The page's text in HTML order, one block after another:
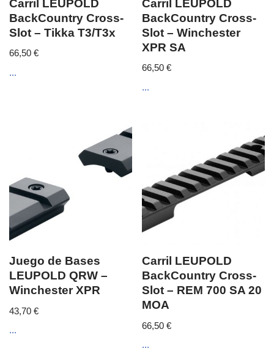
Carril LEUPOLD
BackCountry Cross-
Slot – Tikka T3/T3x
66,50 €
...
Carril LEUPOLD
BackCountry Cross-
Slot – Winchester
XPR SA
66,50€
...
Juego de Bases
LEUPOLD QRW –
Winchester XPR
43,70 €
...
Carril LEUPOLD
BackCountry Cross-
Slot – REM 700 SA 20
MOA
66,50€
...